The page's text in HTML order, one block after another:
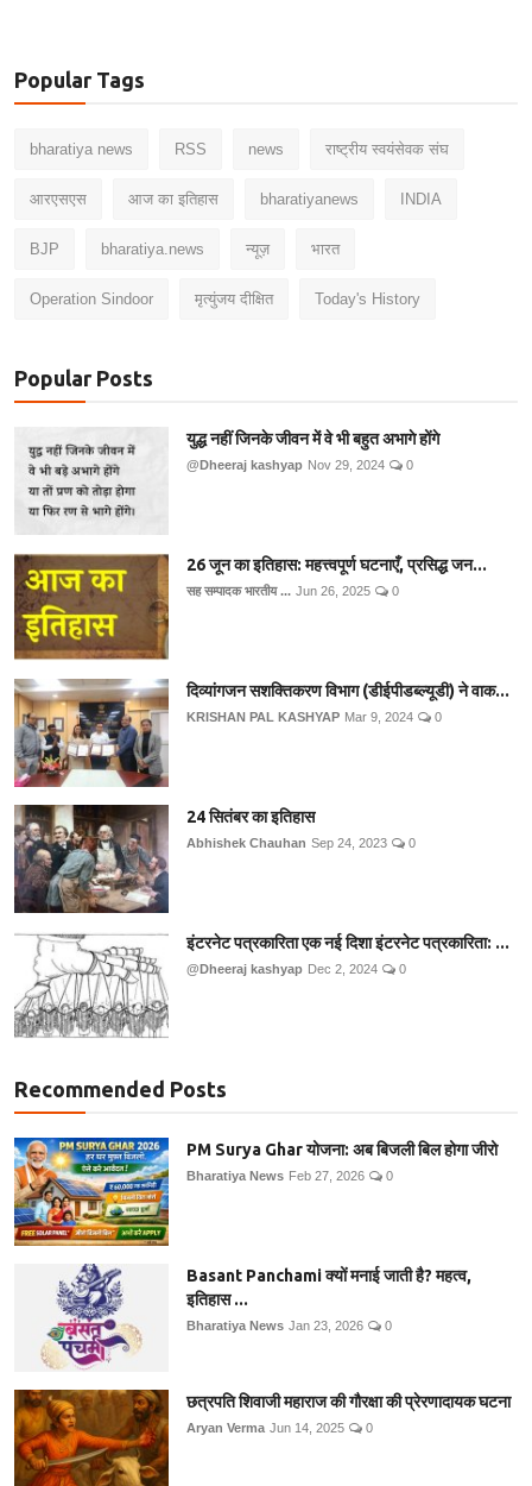
Popular Tags
bharatiya news RSS news राष्ट्रीय स्वयंसेवक संघ
आरएसएस आज का इतिहास bharatiyanews INDIA
BJP bharatiya.news न्यूज़ भारत
Operation Sindoor मृत्युंजय दीक्षित Today's History
Popular Posts
युद्ध नहीं जिनके जीवन में वे भी बहुत अभागे होंगे
@Dheeraj kashyap Nov 29, 2024 0
26 जून का इतिहास: महत्त्वपूर्ण घटनाएँ, प्रसिद्ध जन...
सह सम्पादक भारतीय ... Jun 26, 2025 0
दिव्यांगजन सशक्तिकरण विभाग (डीईपीडब्ल्यूडी) ने वाक...
KRISHAN PAL KASHYAP Mar 9, 2024 0
24 सितंबर का इतिहास
Abhishek Chauhan Sep 24, 2023 0
इंटरनेट पत्रकारिता एक नई दिशा इंटरनेट पत्रकारिता: ...
@Dheeraj kashyap Dec 2, 2024 0
Recommended Posts
PM Surya Ghar योजना: अब बिजली बिल होगा जीरो
Bharatiya News Feb 27, 2026 0
Basant Panchami क्यों मनाई जाती है? महत्व,
इतिहास ...
Bharatiya News Jan 23, 2026 0
छत्रपति शिवाजी महाराज की गौरक्षा की प्रेरणादायक घटना
Aryan Verma Jun 14, 2025 0